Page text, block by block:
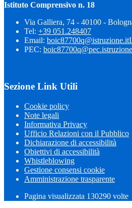
Istituto Comprensivo n. 18
Via Galliera, 74 - 40100 -
Tel: +39 051.248407
Email: boic87700q@istruzione.it
PEC:
Sezione Link Utili
Cookie policy
Note legali
Informativa Privacy
Ufficio Relazioni con il Pubblico
Dichiarazione di accessibilità
Obiettivi di accessibilità
Whistleblowing
Gestione consensi cookie
Amministrazione trasparente
Pagina visualizzata 130290 volte